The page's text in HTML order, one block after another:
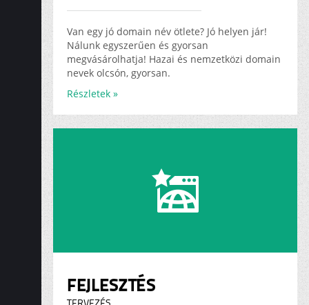
Van egy jó domain név ötlete? Jó helyen jár!
Nálunk egyszerűen és gyorsan
megvásárolhatja! Hazai és nemzetközi domain
nevek olcsón, gyorsan.
Részletek »
FEJLESZTÉS